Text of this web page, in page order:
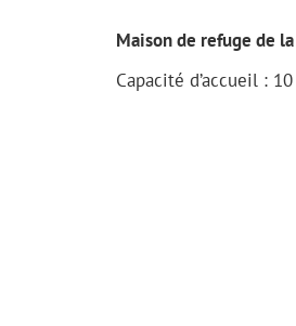
Maison de refuge de
Capacité d’accueil :